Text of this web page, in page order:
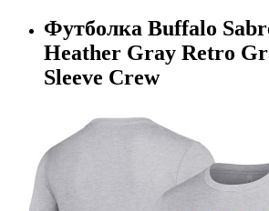
Футболка Buffalo
Heather Gray Retro
Sleeve Crew